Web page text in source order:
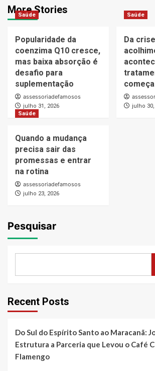
More Stories
Saúde
Popularidade da
coenzima Q10 cresce,
mas baixa absorção é
desafio para
suplementação
assessoriadefamosos
julho 31, 2026
Saúde
Da
começa
julho 30,
Saúde
Quando a mudança
precisa sair das
promessas e entrar
na rotina
assessoriadefamosos
julho 23, 2026
Pesquisar
Recent Posts
Do Sul do Espírito Santo ao Maracanã:
Estrutura a Parceria que Levou o Café
Flamengo